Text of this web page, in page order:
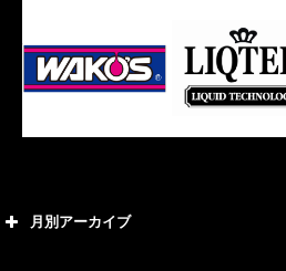
月別アーカイブ